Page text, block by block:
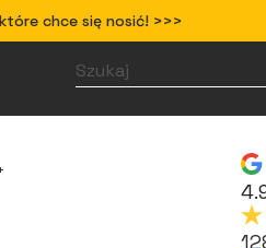
chce się nosić! >>>